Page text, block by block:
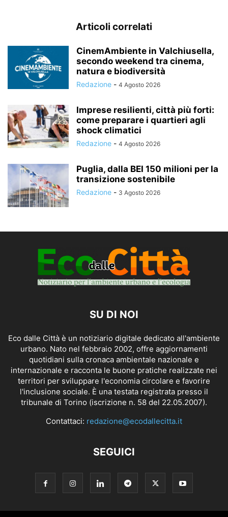
Articoli correlati
CinemAmbiente in Valchiusella,
secondo weekend tra cinema,
natura e biodiversità
Redazione - 4 Agosto 2026
Imprese resilienti, città più forti:
come preparare i quartieri agli
shock climatici
Redazione - 4 Agosto 2026
Puglia, dalla BEI 150 milioni per la
transizione sostenibile
Redazione - 3 Agosto 2026
SU DI NOI
Eco dalle Città è un notiziario digitale dedicato all'ambiente
urbano. Nato nel febbraio 2002, offre aggiornamenti
quotidiani sulla cronaca ambientale nazionale e
internazionale e racconta le buone pratiche realizzate nei
territori per sviluppare l'economia circolare e favorire
l'inclusione sociale. È una testata registrata presso il
tribunale di Torino (iscrizione n. 58 del 22.05.2007).
Contattaci: redazione@ecodallecitta.it
SEGUICI